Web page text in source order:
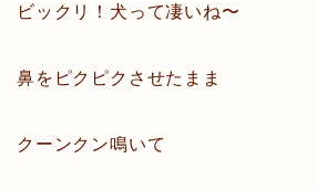
ビックリ！犬って凄いね〜
鼻をピクピクさせたまま
クーンクン鳴いて